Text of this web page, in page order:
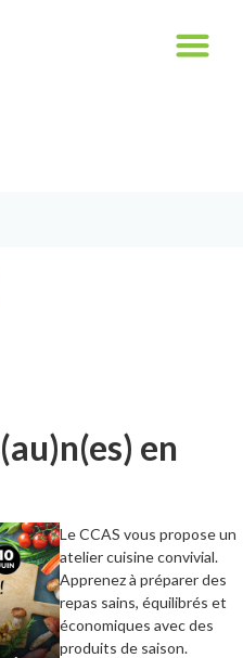
en
Le CCAS vous propose un
atelier cuisine convivial.
Apprenez à préparer des
repas sains, équilibrés et
économiques avec des
produits de saison.